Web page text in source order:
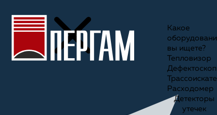
Какое
вы ищете?
Тепловизор
Дефектоскоп
Расходомер
Детекторы
утечек